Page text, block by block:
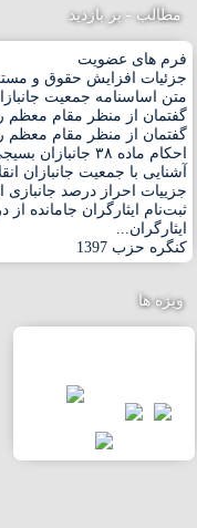
مطالب - پر بازدید
فرم های عضویت
جزئیات افزایش حقوق و
متن اساسنامه جمعیت
گفتمان از منظر مقام معظم
گفتمان از منظر مقام معظم
احکام ماده ۳۸ جانبازان بسیجی به بنیاد ابلاغ شد
آشنایی با جمعیت جانبازان
جزییات احراز درصد جانبازی
ثبت‌نام ایثارگران جامانده
ایثارگران...
کنگره حزب 1397
ویژه ها